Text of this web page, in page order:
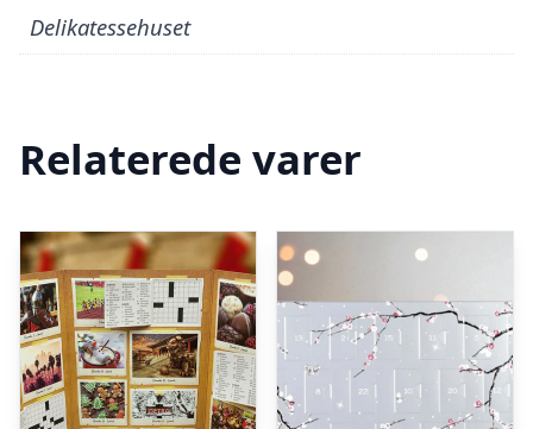
Delikatessehuset
Relaterede varer